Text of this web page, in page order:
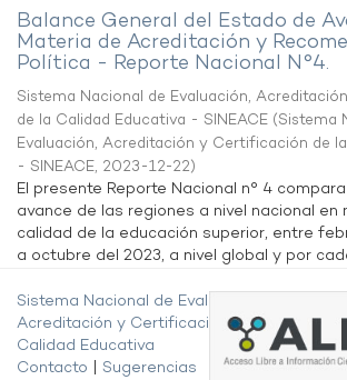
Balance General del Estado de
Materia de Acreditación y
Política - Reporte Nacional N°4.
Sistema Nacional de Evaluación,
de la Calidad Educativa - SINEACE (Sistema
Evaluación, Acreditación y Certificación de
- SINEACE, 2023-12-22)
El presente Reporte Nacional n° 4
avance de las regiones a nivel nacional en
calidad de la educación superior, entre
a octubre del 2023, a nivel global y por
Sistema Nacional de Evaluación,
Acreditación y Certificación de la
Calidad Educativa
Contacto
Sugerencias